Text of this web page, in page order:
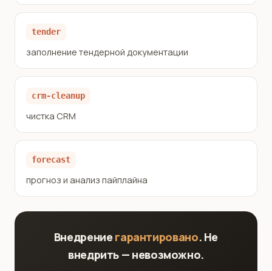
tender
заполнение тендерной документации
crm-cleanup
чистка CRM
forecast
прогноз и анализ пайплайна
Внедрениегарантировано. Не
внедрить — невозможно.